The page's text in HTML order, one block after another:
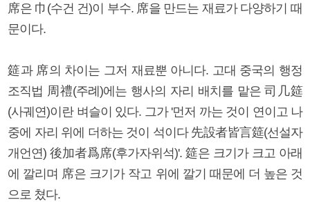
席은 巾(수건 건)이 부수. 席을 만드는 재료가 다양하기 때
문이다.
筵과 席의 차이는 그저 재료뿐 아니다. 고대 중국의 행정
조직법 周禮(주례)에는 행사의 자리 배치를 맡은 司几筵
(사궤연)이란 벼슬이 있다. 그가 '먼저 까는 것이 연이고 나
중에 자리 위에 더하는 것이 석이다 先設者皆言筵(선설자
개언연) 後加者爲席(후가자위석)'. 筵은 크기가 크고 아래
에 깔리며 席은 크기가 작고 위에 깔기 때문에 더 높은 것
으로 쳤다.